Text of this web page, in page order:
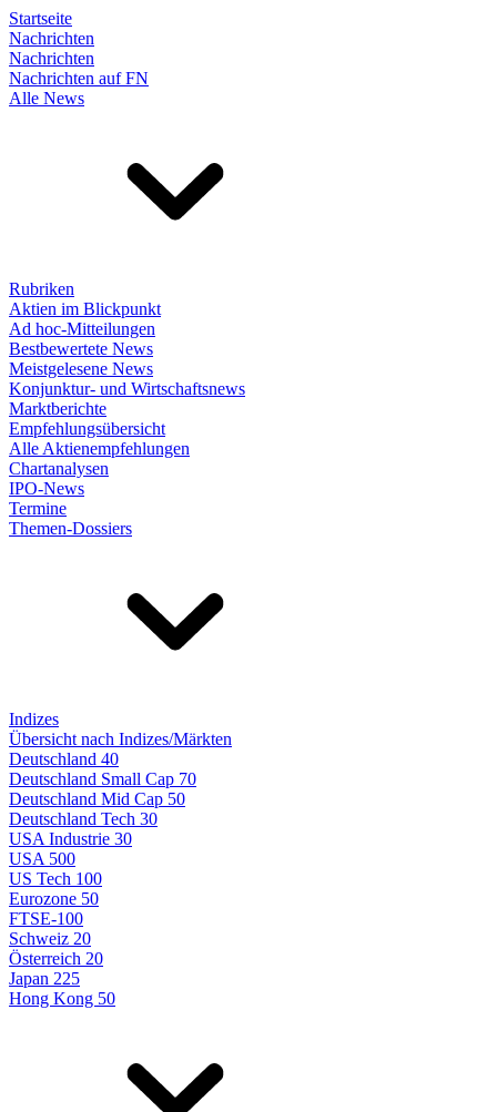
Startseite
Nachrichten
Nachrichten
Nachrichten auf FN
Alle News
Rubriken
Aktien im Blickpunkt
Ad hoc-Mitteilungen
Bestbewertete News
Meistgelesene News
Konjunktur- und Wirtschaftsnews
Marktberichte
Empfehlungsübersicht
Alle Aktienempfehlungen
Chartanalysen
IPO-News
Termine
Themen-Dossiers
Indizes
Übersicht nach Indizes/Märkten
Deutschland 40
Deutschland Small Cap 70
Deutschland Mid Cap 50
Deutschland Tech 30
USA Industrie 30
USA 500
US Tech 100
Eurozone 50
FTSE-100
Schweiz 20
Österreich 20
Japan 225
Hong Kong 50